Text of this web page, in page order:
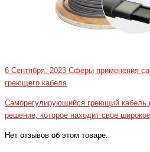
6 Сентября, 2023 Сферы применения
греющего кабеля
Саморегулирующийся греющий кабель
решение, которое находит свое
Нет отзывов об этом товаре.